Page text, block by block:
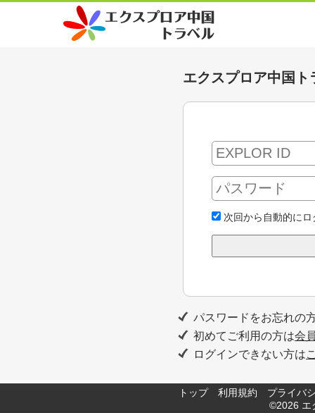
エクスプロア中国ト
次回から自動的に
パスワードをお忘れの
初めてご利用の方は会
ログインできない方は
トップ 利用規約
プライバ
©2026 エ